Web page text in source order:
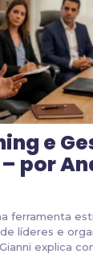
e
por
ferramenta
líderes e
explica